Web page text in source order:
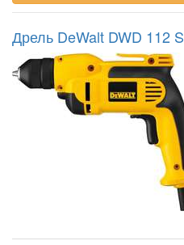
Дрель DeWalt DWD 112 S